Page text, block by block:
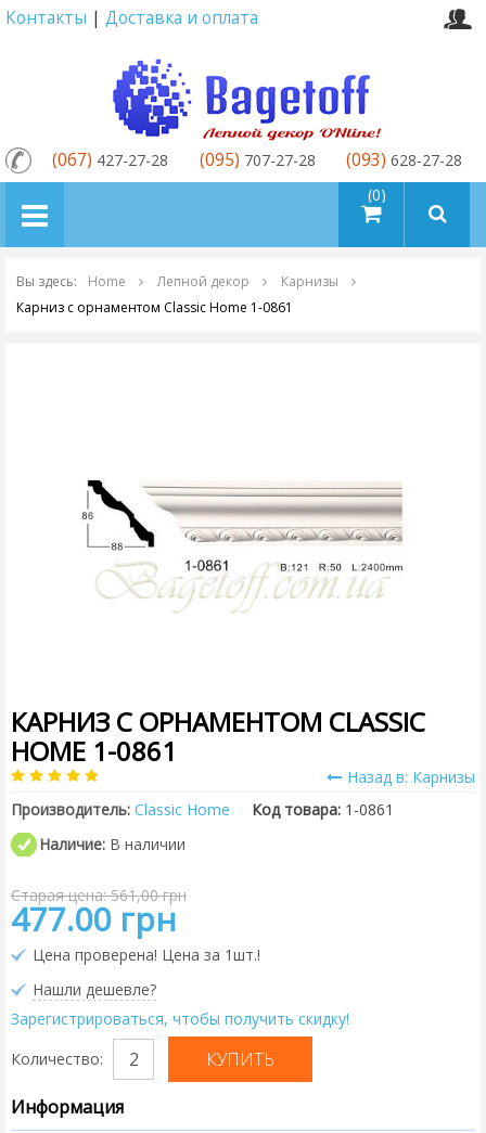
Контакты | Доставка и оплата
товаров (0)
(067) 427-27-28 (095) 707-27-28 (093) 628-27-28
Вы здесь: Home Лепной декор
Карнизы
Карниз с орнаментом Classic Home 1-0861
КАРНИЗ С ОРНАМЕНТОМ CLASSIC
HOME 1-0861
Назад в: Карнизы
Производитель: Classic Home Код товара: 1-0861
Наличие: В наличии
Старая цена: 561,00 грн
477.00 грн
Цена проверена! Цена за 1шт.!
Нашли дешевле?
Зарегистрироваться, чтобы получить скидку!
Количество:
Информация